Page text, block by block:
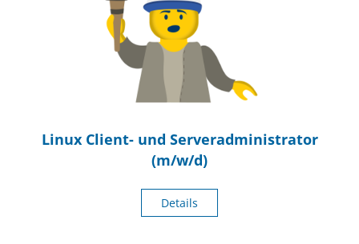
Linux Client- und Serveradministrator
(m/w/d)
Details